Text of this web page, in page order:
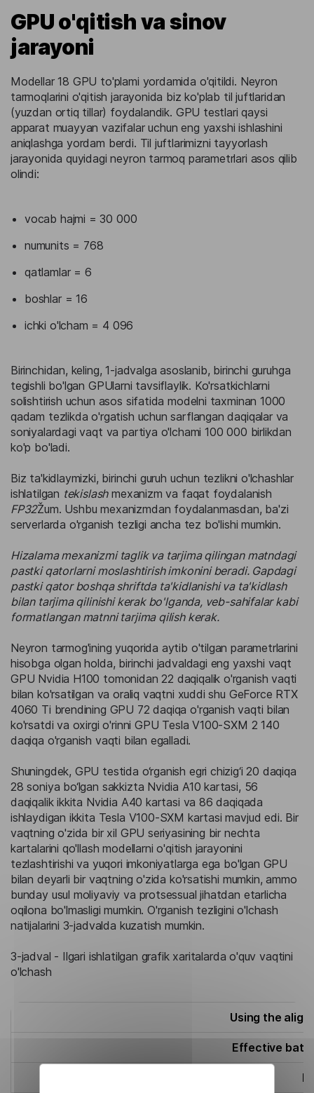
GPU o'qitish va sinov
jarayoni
Modellar 18 GPU to'plami yordamida o'qitildi. Neyron
tarmoqlarini o'qitish jarayonida biz ko'plab til juftlaridan
(yuzdan ortiq tillar) foydalandik. GPU testlari qaysi
apparat muayyan vazifalar uchun eng yaxshi ishlashini
aniqlashga yordam berdi. Til juftlarimizni tayyorlash
jarayonida quyidagi neyron tarmoq parametrlari asos qilib
olindi:
vocab hajmi = 30 000
numunits = 768
qatlamlar = 6
boshlar = 16
ichki o'lcham = 4 096
Birinchidan, keling, 1-jadvalga asoslanib, birinchi guruhga
tegishli bo'lgan GPUlarni tavsiflaylik. Ko'rsatkichlarni
solishtirish uchun asos sifatida modelni taxminan 1000
qadam tezlikda o'rgatish uchun sarflangan daqiqalar va
soniyalardagi vaqt va partiya o'lchami 100 000 birlikdan
ko'p bo'ladi.
Biz ta'kidlaymizki, birinchi guruh uchun tezlikni o'lchashlar
ishlatilgan tekislashmexanizm va faqat foydalanish
FP32Žum. Ushbu mexanizmdan foydalanmasdan, ba'zi
serverlarda o'rganish tezligi ancha tez bo'lishi mumkin.
Hizalama mexanizmi taglik va tarjima qilingan matndagi
pastki qatorlarni moslashtirish imkonini beradi. Gapdagi
pastki qator boshqa shriftda ta'kidlanishi va ta'kidlash
bilan tarjima qilinishi kerak bo'lganda, veb-sahifalar kabi
formatlangan matnni tarjima qilish kerak.
Neyron tarmog'ining yuqorida aytib o'tilgan parametrlarini
hisobga olgan holda, birinchi jadvaldagi eng yaxshi vaqt
GPU Nvidia H100 tomonidan 22 daqiqalik o'rganish vaqti
bilan ko'rsatilgan va oraliq vaqtni xuddi shu GeForce RTX
4060 Ti brendining GPU 72 daqiqa o'rganish vaqti bilan
ko'rsatdi va oxirgi o'rinni GPU Tesla V100-SXM 2 140
daqiqa o'rganish vaqti bilan egalladi.
Shuningdek, GPU testida o‘rganish egri chizig‘i 20 daqiqa
28 soniya bo‘lgan sakkizta Nvidia A10 kartasi, 56
daqiqalik ikkita Nvidia A40 kartasi va 86 daqiqada
ishlaydigan ikkita Tesla V100-SXM kartasi mavjud edi. Bir
vaqtning o'zida bir xil GPU seriyasining bir nechta
kartalarini qo'llash modellarni o'qitish jarayonini
tezlashtirishi va yuqori imkoniyatlarga ega bo'lgan GPU
bilan deyarli bir vaqtning o'zida ko'rsatishi mumkin, ammo
bunday usul moliyaviy va protsessual jihatdan etarlicha
oqilona bo'lmasligi mumkin. O'rganish tezligini o'lchash
natijalarini 3-jadvalda kuzatish mumkin.
3-jadval - Ilgari ishlatilgan grafik xaritalarda o'quv vaqtini
o'lchash
Using the
Effective